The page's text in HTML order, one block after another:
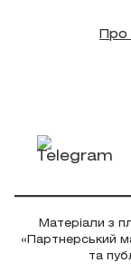
Про
Матеріали з
«Партнерський
та